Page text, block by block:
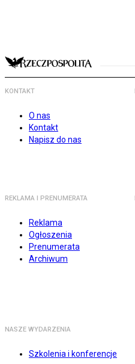
KONTAKT
O nas
Kontakt
Napisz do nas
REKLAMA I PRENUMERATA
Reklama
Ogłoszenia
Prenumerata
Archiwum
NASZE WYDARZENIA
Szkolenia i konferencje